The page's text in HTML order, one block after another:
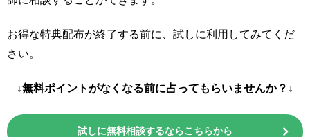
お得な特典配布が終了する前に、試しに利用してみてくだ
さい。
↓無料ポイントがなくなる前に占ってもらいませんか？↓
試しに無料相談するならこちらから